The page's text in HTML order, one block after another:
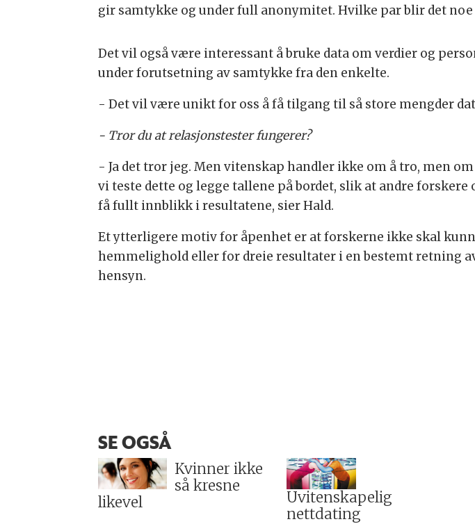
gir samtykke og under full anonymitet. Hvilke par blir det noe
Det vil også være interessant å bruke data om verdier og
under forutsetning av samtykke fra den enkelte.
- Det vil være unikt for oss å få tilgang til så store mengder
- Tror du at relasjonstester fungerer?
- Ja det tror jeg. Men vitenskap handler ikke om å tro, men
vi teste dette og legge tallene på bordet, slik at andre forskere
få fullt innblikk i resultatene, sier Hald.
Et ytterligere motiv for åpenhet er at forskerne ikke skal
hemmelighold eller for dreie resultater i en bestemt retning
hensyn.
SE OGSÅ
Kvinner ikke
så kresne
likevel
Uvitenskapelig
nettdating